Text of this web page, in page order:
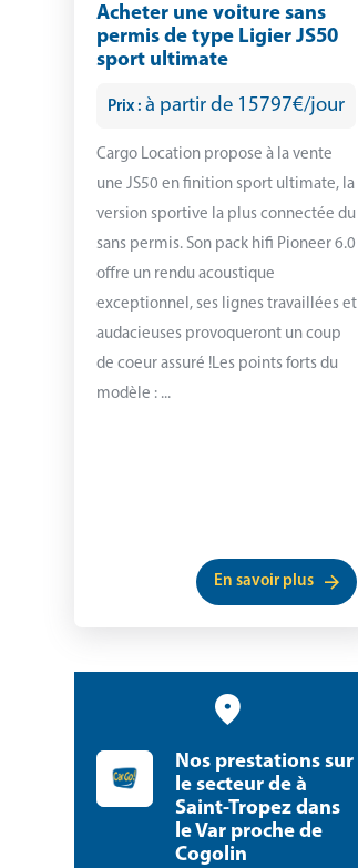
Acheter une voiture sans
permis de type Ligier JS50
sport ultimate
Prix :à partir de 15797€/jour
Cargo Location propose à la vente
une JS50 en finition sport ultimate, la
version sportive la plus connectée du
sans permis. Son pack hifi Pioneer 6.0
offre un rendu acoustique
exceptionnel, ses lignes travaillées et
audacieuses provoqueront un coup
de coeur assuré !Les points forts du
modèle : ...
En savoir plus
Nos prestations sur
le secteur de à
Saint-Tropez dans
le Var proche de
Cogolin